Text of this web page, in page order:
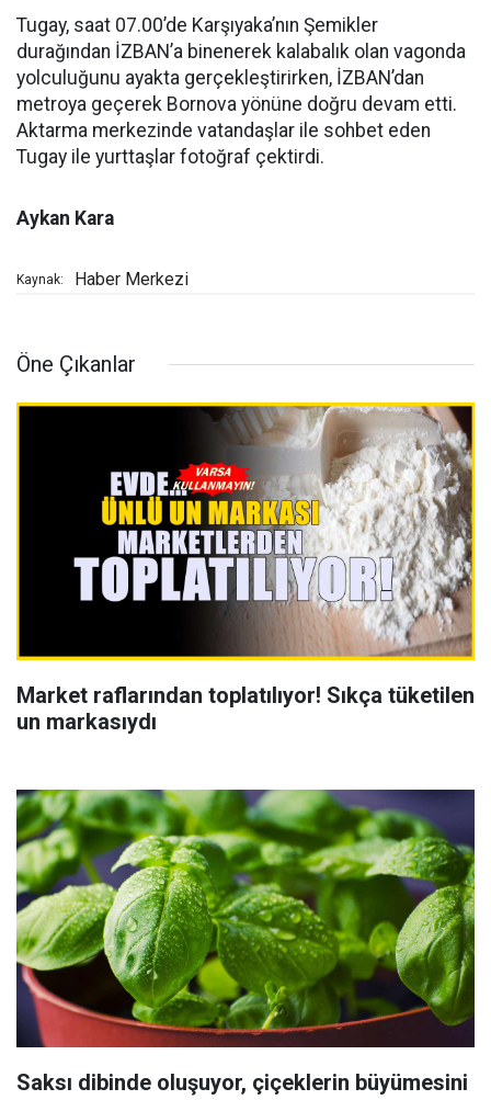
Tugay, saat 07.00’de Karşıyaka’nın Şemikler
durağından İZBAN’a binenerek kalabalık olan vagonda
yolculuğunu ayakta gerçekleştirirken, İZBAN’dan
metroya geçerek Bornova yönüne doğru devam etti.
Aktarma merkezinde vatandaşlar ile sohbet eden
Tugay ile yurttaşlar fotoğraf çektirdi.
Aykan Kara
Kaynak: Haber Merkezi
Öne Çıkanlar
Market raflarından toplatılıyor! Sıkça tüketilen
un markasıydı
Saksı dibinde oluşuyor, çiçeklerin büyümesini